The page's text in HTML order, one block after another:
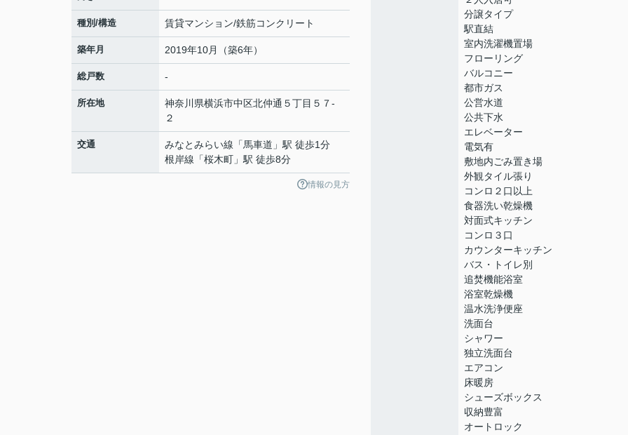
種別/構造 賃貸マンション/鉄筋コンクリート
築年月 2019年10月（築6年）
総戸数 -
所在地 神奈川県横浜市中区北仲通 ５丁目５７-
２
交通 みなとみらい線 「馬車道 」駅 徒歩1分
根岸線 「桜木町 」駅 徒歩8分
情報の見方
分譲タイプ
駅直結
室内洗濯機置場
フローリング
バルコニー
都市ガス
公営水道
公共下水
エレベーター
電気有
敷地内ごみ置き場
外観タイル張り
コンロ２口以上
食器洗い乾燥機
対面式キッチン
コンロ３口
カウンターキッチン
バス・トイレ別
追焚機能浴室
浴室乾燥機
温水洗浄便座
洗面台
シャワー
独立洗面台
エアコン
床暖房
シューズボックス
収納豊富
オートロック